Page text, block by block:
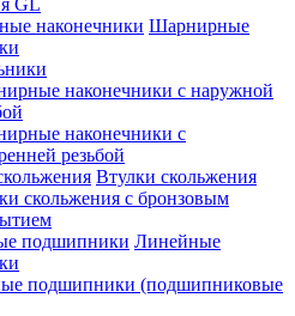
GL
Шарнирные
наконечники с наружной
наконечники с
резьбой
Втулки скольжения
скольжения с бронзовым
Линейные